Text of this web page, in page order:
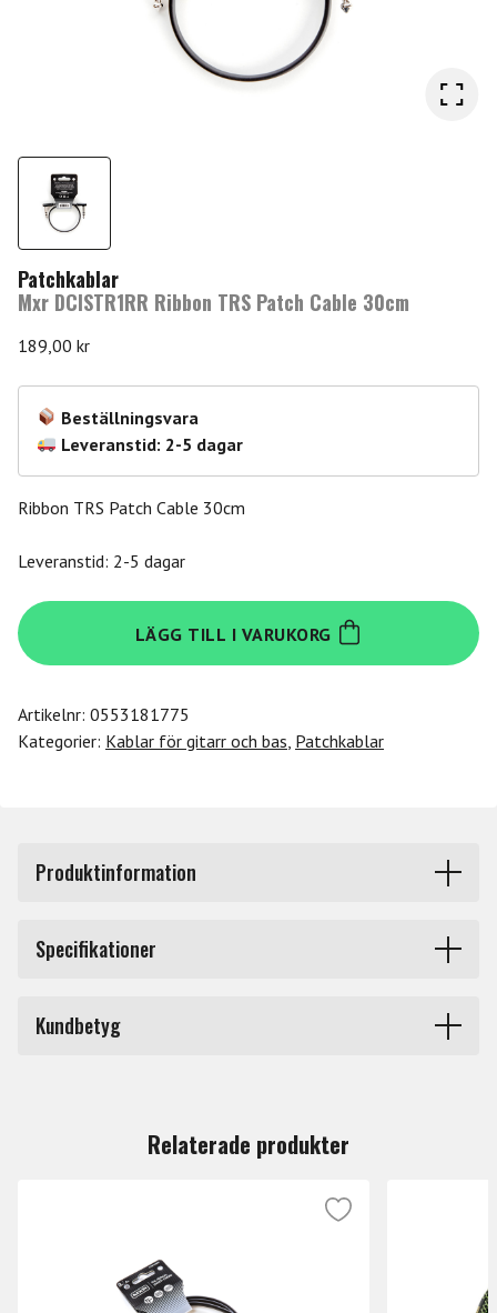
Patchkablar
Mxr DCISTR1RR Ribbon TRS Patch Cable 30cm
189,00 kr
Beställningsvara
Leveranstid: 2-5 dagar
Ribbon TRS Patch Cable 30cm
Leveranstid: 2-5 dagar
Mxr
DCISTR1RR
Ribbon
Patch
Cable
LÄGG TILL I VARUKORG
Artikelnr: 0553181775
Kategorier: Kablar för gitarr och bas Patchkablar
Produktinformation
MXR Ribbon Patch Cables är smala och supertysta med
smala metallkontakter för att ta upp så lite plats som
gjorda med syrefri koppar för att skapa en ren och klar
signal.
Specifikationer
Kundbetyg
Relaterade produkter